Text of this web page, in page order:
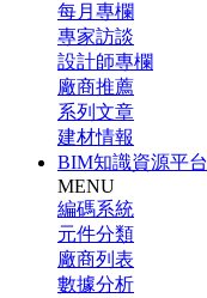
每月專欄
專家訪談
設計師專欄
廠商推薦
系列文章
建材情報
BIM知識資源平台
MENU
編碼系統
元件分類
廠商列表
數據分析